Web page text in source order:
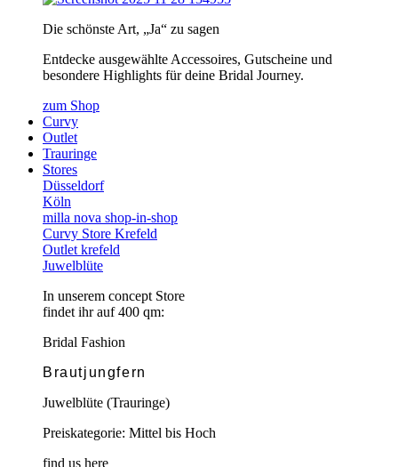
Die schönste Art, „Ja“ zu sagen
Entdecke ausgewählte Accessoires, Gutscheine und
besondere Highlights für deine Bridal Journey.
zum Shop
Curvy
Outlet
Trauringe
Stores
Düsseldorf
Köln
milla nova shop-in-shop
Curvy Store Krefeld
Outlet krefeld
Juwelblüte
In unserem concept Store
findet ihr auf 400 qm:
Bridal Fashion
Brautjungfern
Juwelblüte (Trauringe)
Preiskategorie: Mittel bis Hoch
find us here